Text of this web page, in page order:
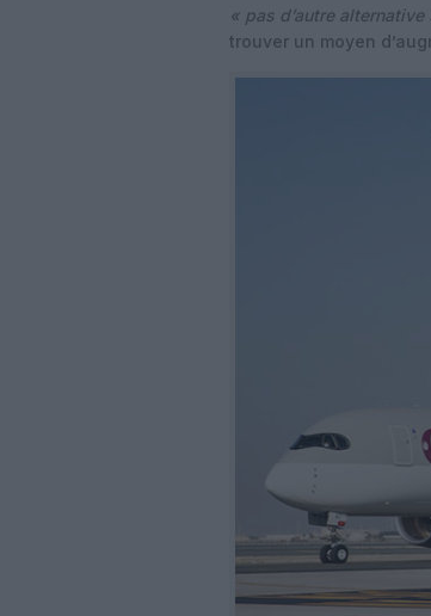
« pas d’autre alternative
trouver un moyen